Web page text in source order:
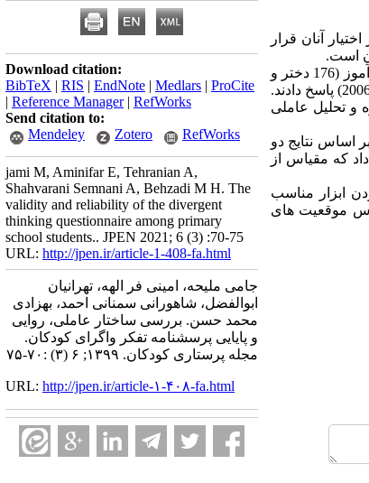
آنان قرار
است.
جامعه آماری شامل تمامی دانش آموزان 7 ساله مدارس دولتی شهر زاهدان بود. حجم نمونه شامل 336 دانش آموز (176 دختر و
169 پسر) بود که با روش نمونه گیری در دسترس انتخاب شدند و به سوالات پرسشنامه تفکر واگرا (کاون و همکاران، 2006) پاسخ دادند.
و تحلیل عاملی
بازآزمایی پرسشنامه بر اساس نتایج دو
داد که مقیاس از
ابزار مناسب
موقعیت های
Download citation:
BibTeX | RIS | EndNote | Medlars | ProCite
| Reference Manager| RefWorks
Send citation to:
Mendeley
Zotero RefWorks
jami M, Aminifar E, Tehranian A,
Shahvarani Semnani A, Behzadi M H. The
validity and reliability of the divergent
thinking questionnaire among primary
school students.. JPEN 2021; 6 (3) :70-75
URL: http://jpen.ir/article-1-408-fa.html
جامی ملیحه، امینی فر الهه، تهرانیان
ابوالفضل، شاهورانی سمنانی احمد، بهزادی
محمد حسن. بررسی ساختار عاملی، روایی
و پایایی پرسشنامه تفکر واگرای کودکان.
مجله پرستاری کودکان. ۱۳۹۹; ۶ (۳) :۷۰-۷۵
URL: http://jpen.ir/article-۱-۴۰۸-fa.html